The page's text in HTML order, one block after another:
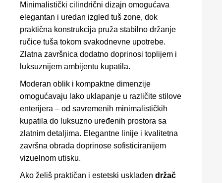
Minimalistički cilindrični dizajn omogućava
elegantan i uredan izgled tuš zone, dok
praktična konstrukcija pruža stabilno držanje
ručice tuša tokom svakodnevne upotrebe.
Zlatna završnica dodatno doprinosi toplijem i
luksuznijem ambijentu kupatila.
Moderan oblik i kompaktne dimenzije
omogućavaju lako uklapanje u različite stilove
enterijera – od savremenih minimalističkih
kupatila do luksuzno uređenih prostora sa
zlatnim detaljima. Elegantne linije i kvalitetna
završna obrada doprinose sofisticiranijem
vizuelnom utisku.
Ako želiš praktičan i estetski usklađen držač